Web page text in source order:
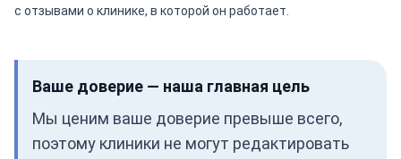
с отзывами о клинике, в которой он работает.
Ваше доверие — наша главная цель
Мы ценим ваше доверие превыше всего,
поэтому клиники не могут редактировать